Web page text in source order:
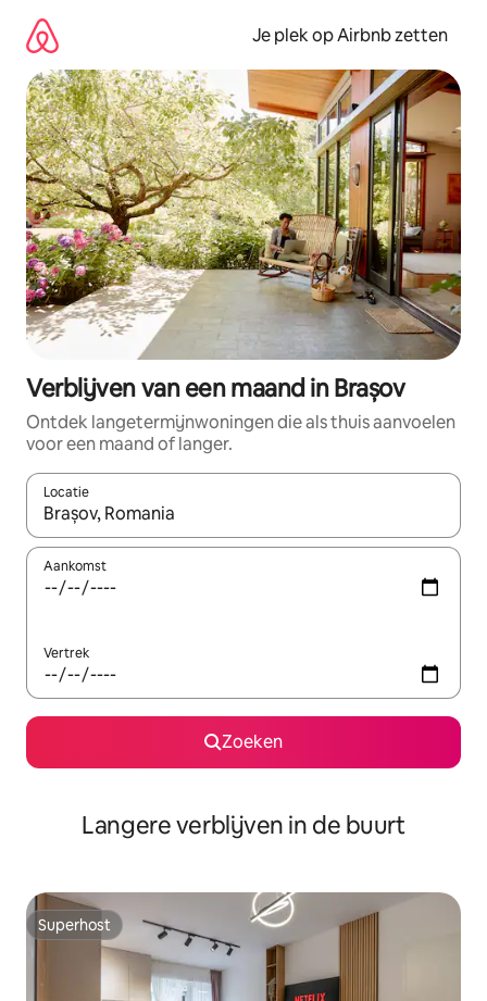
direct
naar
inhoud
Je plek op Airbnb zetten
Verblijven van een maand in Brașov
Ontdek langetermijnwoningen die als thuis aanvoelen
voor een maand of langer.
Locatie
Wanneer er resultaten beschikbaar zijn, maak je een keuze
Aankomst
Vertrek
Zoeken
Langere verblijven in de buurt
Superhost
Superhost